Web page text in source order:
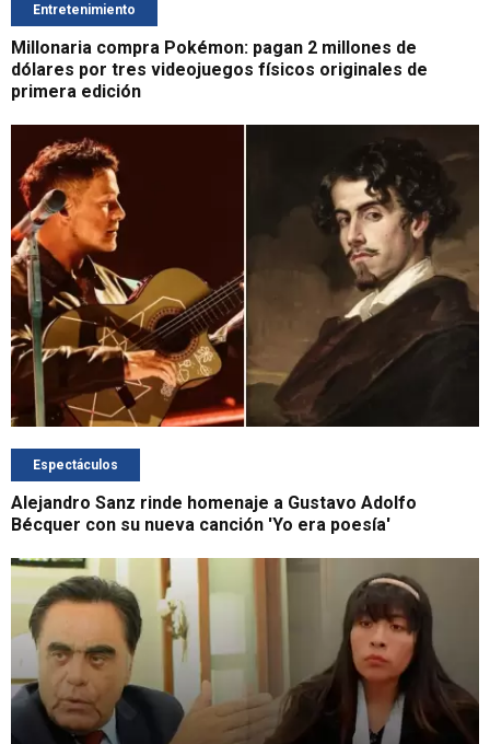
Entretenimiento
Millonaria compra Pokémon: pagan 2 millones de
dólares por tres videojuegos físicos originales de
primera edición
Espectáculos
Alejandro Sanz rinde homenaje a Gustavo Adolfo
Bécquer con su nueva canción 'Yo era poesía'